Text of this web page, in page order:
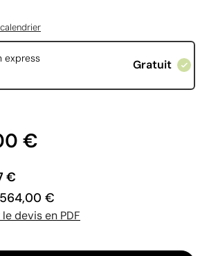
express
Gratuit
€
€
564,00 €
devis en PDF